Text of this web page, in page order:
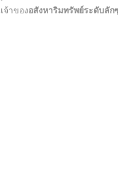
จ้าของอสังหาริมทรัพย์ระดับลัก